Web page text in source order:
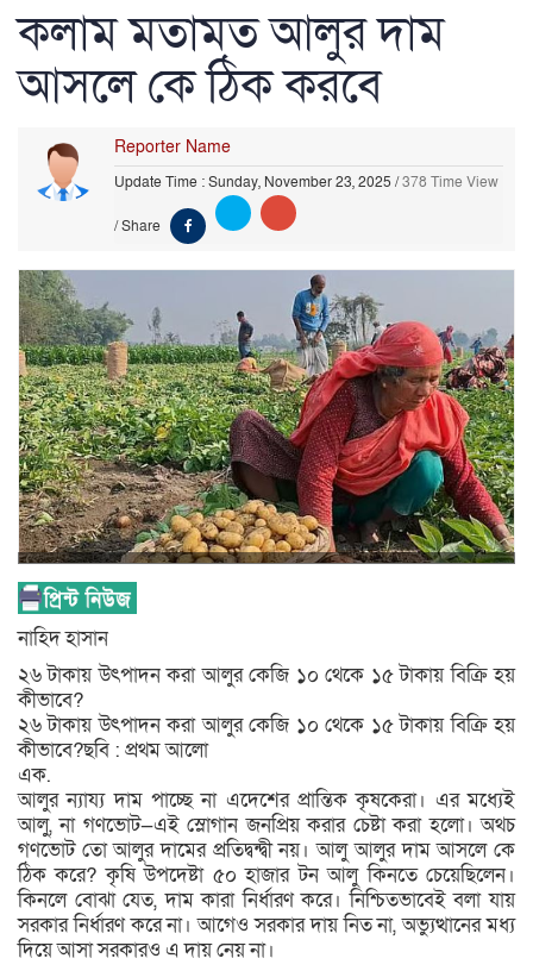
কলাম মতামত আলুর দাম
আসলে কে ঠিক করবে
Reporter Name
Update Time : Sunday, November 23, 2025 /378 Time View
/Share
নাহিদ হাসান
২৬ টাকায় উৎপাদন করা আলুর কেজি ১০ থেকে ১৫ টাকায় বিক্রি হয়
কীভাবে?
২৬ টাকায় উৎপাদন করা আলুর কেজি ১০ থেকে ১৫ টাকায় বিক্রি হয়
কীভাবে?ছবি : প্রথম আলো
এক.
আলুর ন্যায্য দাম পাচ্ছে না এদেশের প্রান্তিক কৃষকেরা। এর মধ্যেই
আলু, না গণভোট—এই স্লোগান জনপ্রিয় করার চেষ্টা করা হলো। অথচ
গণভোট তো আলুর দামের প্রতিদ্বন্দ্বী নয়। আলু আলুর দাম আসলে কে
ঠিক করে? কৃষি উপদেষ্টা ৫০ হাজার টন আলু কিনতে চেয়েছিলেন।
কিনলে বোঝা যেত, দাম কারা নির্ধারণ করে। নিশ্চিতভাবেই বলা যায়
সরকার নির্ধারণ করে না। আগেও সরকার দায় নিত না, অভ্যুত্থানের মধ্য
দিয়ে আসা সরকারও এ দায় নেয় না।